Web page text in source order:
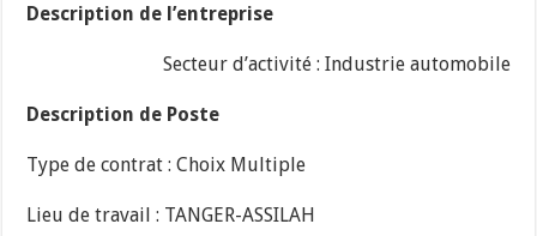
Description de l’entreprise
Secteur d’activité : Industrie automobile
Description de Poste
Type de contrat : Choix Multiple
Lieu de travail : TANGER-ASSILAH